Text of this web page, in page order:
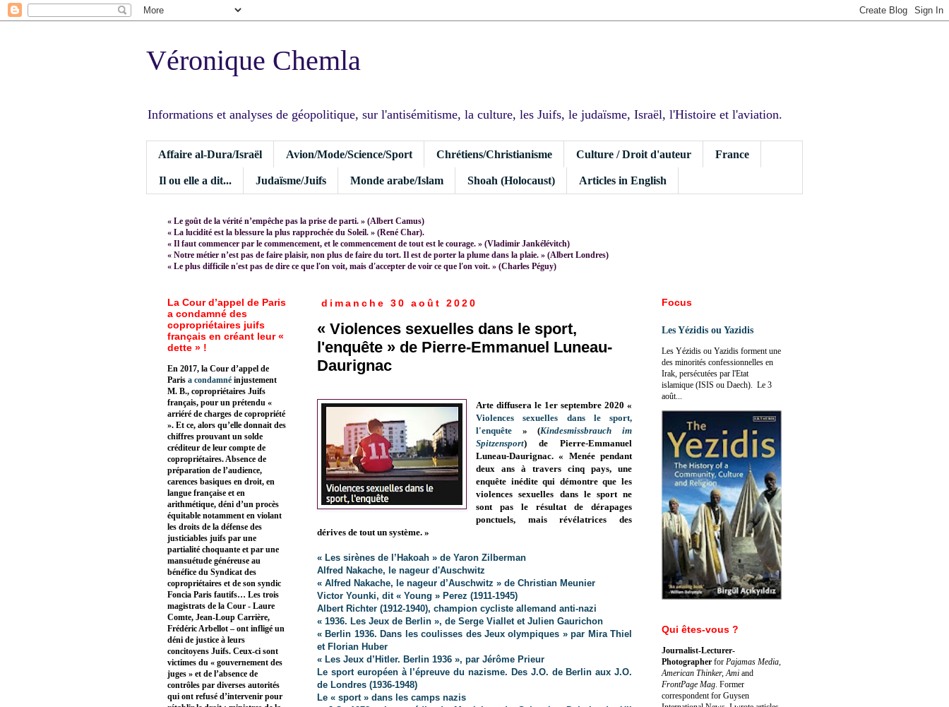
Véronique Chemla
Informations et analyses de géopolitique, sur l'antisémitisme, la culture, les Juifs, le judaïsme, Israël, l'Histoire et l'aviation.
Affaire al-Dura/Israël Avion/Mode/Science/Sport Chrétiens/Christianisme Culture / Droit d'auteur France
Il ou elle a dit... Judaïsme/Juifs Monde arabe/Islam Shoah (Holocaust) Articles in English
« Le goût de la vérité n’empêche pas la prise de parti. » (Albert Camus)
« La lucidité est la blessure la plus rapprochée du Soleil. » (René Char).
« Il faut commencer par le commencement, et le commencement de tout est le courage. » (Vladimir Jankélévitch)
« Notre métier n’est pas de faire plaisir, non plus de faire du tort. Il est de porter la plume dans la plaie. » (Albert Londres)
« Le plus difficile n'est pas de dire ce que l'on voit, mais d'accepter de voir ce que l'on voit. » (Charles Péguy)
dimanche 30 août 2020
« Violences sexuelles dans le sport,
l'enquête » de Pierre-Emmanuel Luneau-
Daurignac
Arte diffusera le 1er septembre 2020 «
Violences sexuelles dans le sport,
l'enquête » (Kindesmissbrauch im
Spitzensport) de Pierre-Emmanuel
Luneau-Daurignac. « Menée pendant
deux ans à travers cinq pays, une
enquête inédite qui démontre que les
violences sexuelles dans le sport ne
sont pas le résultat de dérapages
ponctuels, mais révélatrices des
dérives de tout un système. »
« Les sirènes de l’Hakoah » de Yaron Zilberman
Alfred Nakache, le nageur d'Auschwitz
« Alfred Nakache, le nageur d’Auschwitz » de Christian Meunier
Victor Younki, dit « Young » Perez (1911-1945)
Albert Richter (1912-1940), champion cycliste allemand anti-nazi
« 1936. Les Jeux de Berlin », de Serge Viallet et Julien Gaurichon
« Berlin 1936. Dans les coulisses des Jeux olympiques » par Mira Thiel
et Florian Huber
« Les Jeux d’Hitler. Berlin 1936 », par Jérôme Prieur
Le sport européen à l’épreuve du nazisme. Des J.O. de Berlin aux J.O.
de Londres (1936-1948)
Le « sport » dans les camps nazis
La Cour d’appel de Paris
a condamné des
copropriétaires juifs
français en créant leur «
dette » !
En 2017, la Cour d’appel de
Paris a condamné injustement
M. B., copropriétaires Juifs
français, pour un prétendu «
arriéré de charges de copropriété
». Et ce, alors qu’elle donnait des
chiffres prouvant un solde
créditeur de leur compte de
copropriétaires. Absence de
préparation de l’audience,
carences basiques en droit, en
langue française et en
arithmétique, déni d’un procès
équitable notamment en violant
les droits de la défense des
justiciables juifs par une
partialité choquante et par une
mansuétude généreuse au
bénéfice du Syndicat des
copropriétaires et de son syndic
Foncia Paris fautifs… Les trois
magistrats de la Cour - Laure
Comte, Jean-Loup Carrière,
Frédéric Arbellot – ont infligé un
déni de justice à leurs
concitoyens Juifs. Ceux-ci sont
victimes du « gouvernement des
juges » et de l’absence de
contrôles par diverses autorités
qui ont refusé d’intervenir pour
Focus
Les Yézidis ou Yazidis
Les Yézidis ou Yazidis forment une
des minorités confessionnelles en
Irak, persécutées par l'Etat
islamique (ISIS ou Daech). Le 3
août...
Qui êtes-vous ?
Journalist-Lecturer-
Photographer for Pajamas Media,
American Thinker, Ami and
FrontPage Mag. Former
correspondent for Guysen